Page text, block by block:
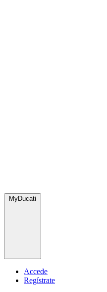
MyDucati
Accede
Regístrate